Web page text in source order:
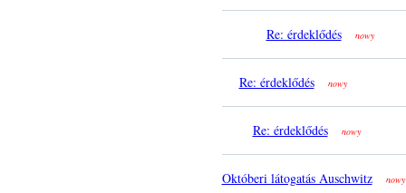
Re: érdeklődés nowy
Re: érdeklődés nowy
Re: érdeklődés nowy
Októberi látogatás Auschwitz nowy